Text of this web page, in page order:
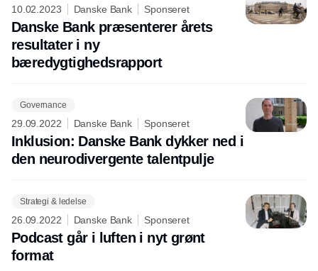
10.02.2023 Danske Bank Sponseret
Danske Bank præsenterer årets
resultater i ny
bæredygtighedsrapport
Governance
29.09.2022 Danske Bank Sponseret
Inklusion: Danske Bank dykker ned i
den neurodivergente talentpulje
Strategi & ledelse
26.09.2022 Danske Bank Sponseret
Podcast går i luften i nyt grønt
format